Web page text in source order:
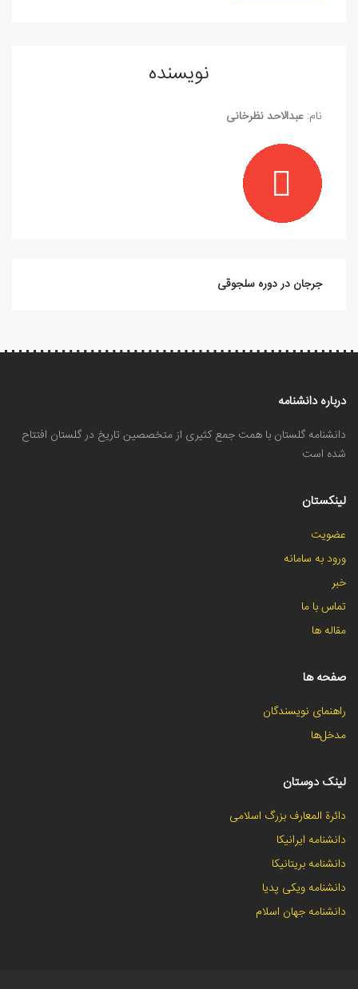
نویسنده
نام: عبدالاحد نظرخانی
جرجان در دوره سلجوقی
درباره دانشنامه
دانشنامه گلستان با همت جمع کثیری از متخصصین تاریخ در گلستان افتتاح
شده است
لینکستان
عضویت
ورود به سامانه
خبر
تماس با ما
مقاله ها
صفحه ها
راهنمای نویسندگان
مدخل‌ها
لینک دوستان
دائرة المعارف بزرگ اسلامی
دانشنامه ایرانیکا
دانشنامه بریتانیکا
دانشنامه ویکی پدیا
دانشنامه جهان اسلام